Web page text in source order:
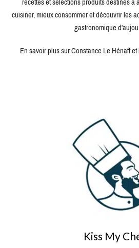
cuisiner, mieux consommer et découvrir les
gastronomique
En savoir plus sur Constance Le Hénaff
Kiss My